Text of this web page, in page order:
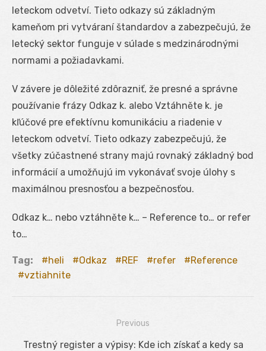
leteckom odvetví. Tieto odkazy sú základným
kameňom pri vytváraní štandardov a zabezpečujú, že
letecký sektor funguje v súlade s medzinárodnými
nor­mami a požiadavkami.
V závere je dôležité zdôrazniť, že presné a správne
používanie frázy Odkaz k. alebo Vztáhněte k. je
kľúčové pre efektívnu komunikáciu a riadenie v
leteckom odvetví. Tieto odkazy zabezpečujú, že
všetky zúčastnené strany majú rovnaký základný bod
informácií a umožňujú im vykonávať svoje úlohy s
maximálnou presnosťou a bezpečnosťou.
Odkaz k… nebo vztáhněte k… – Reference to… or refer
to…
Tag: heli Odkaz REF refer
Reference
vztiahnite
Navigácia
Previous
Previous
Trestný register a výpisy: Kde ich získať a kedy sa